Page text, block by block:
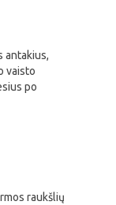
antakius,
vaisto
po
raukšlių